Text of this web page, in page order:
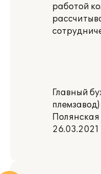
работой
Главный
Полянская
26.03.2021